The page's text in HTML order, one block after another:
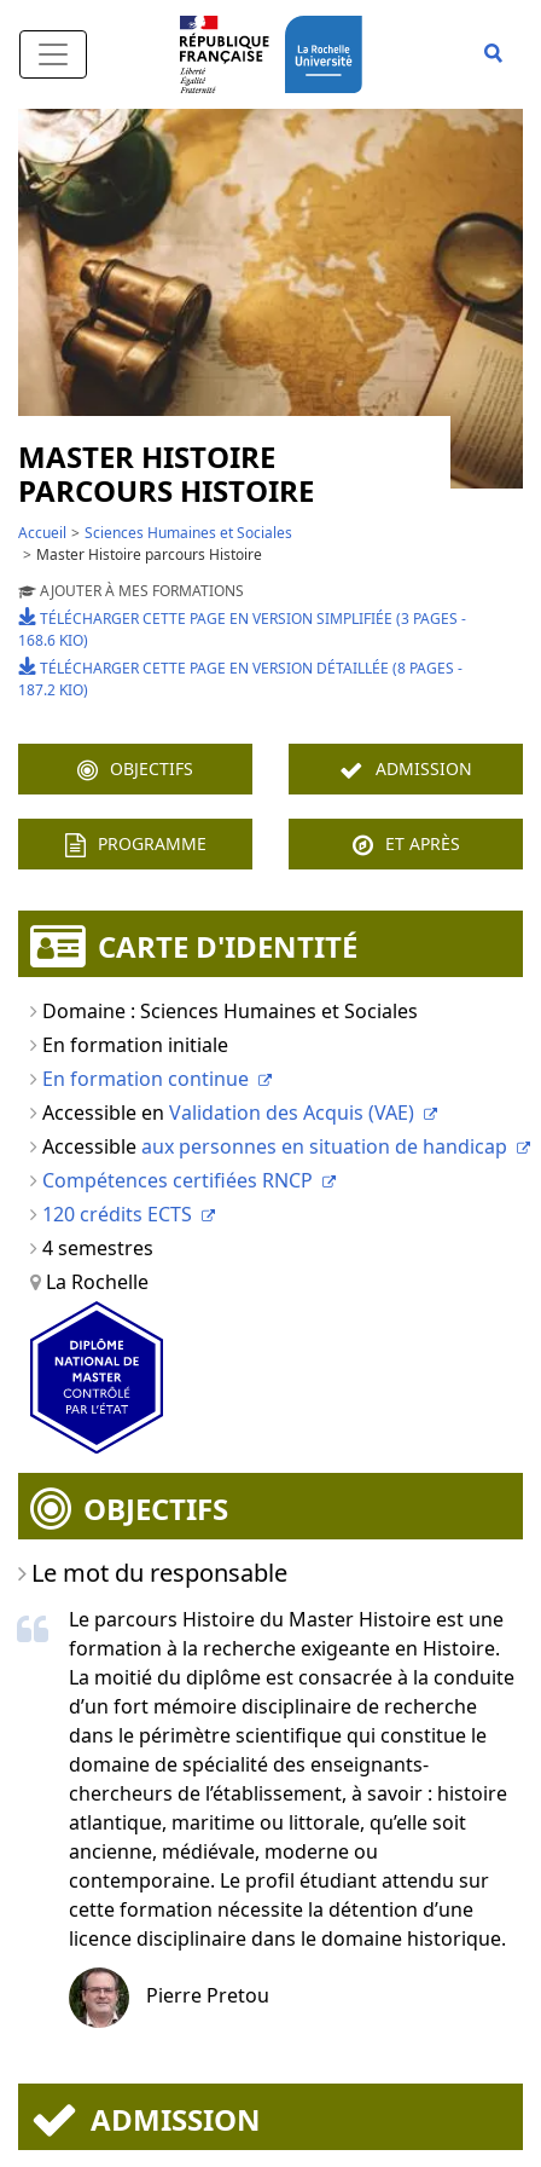
Aller au contenu principal
MASTER HISTOIRE
PARCOURS HISTOIRE
Accueil
Sciences Humaines et Sociales
Master Histoire parcours Histoire
AJOUTER À MES FORMATIONS
TÉLÉCHARGER CETTE PAGE EN VERSION SIMPLIFIÉE (3 PAGES -
168.6 KIO)
TÉLÉCHARGER CETTE PAGE EN VERSION DÉTAILLÉE (8 PAGES -
187.2 KIO)
OBJECTIFS ADMISSION
PROGRAMME ET APRÈS
CARTE D'IDENTITÉ
Domaine : Sciences Humaines et Sociales
En formation initiale
En formation continue
Accessible en Validation des Acquis (VAE)
Accessibleaux personnes en situation de handicap
Compétences certifiées RNCP
120 crédits ECTS
4 semestres
La Rochelle
OBJECTIFS
Le mot du responsable
Le parcours Histoire du Master Histoire est une
formation à la recherche exigeante en Histoire.
La moitié du diplôme est consacrée à la conduite
d’un fort mémoire disciplinaire de recherche
dans le périmètre scientifique qui constitue le
domaine de spécialité des enseignants-
chercheurs de l’établissement, à savoir : histoire
atlantique, maritime ou littorale, qu’elle soit
ancienne, médiévale, moderne ou
contemporaine. Le profil étudiant attendu sur
cette formation nécessite la détention d’une
licence disciplinaire dans le domaine historique.
Pierre Pretou
ADMISSION